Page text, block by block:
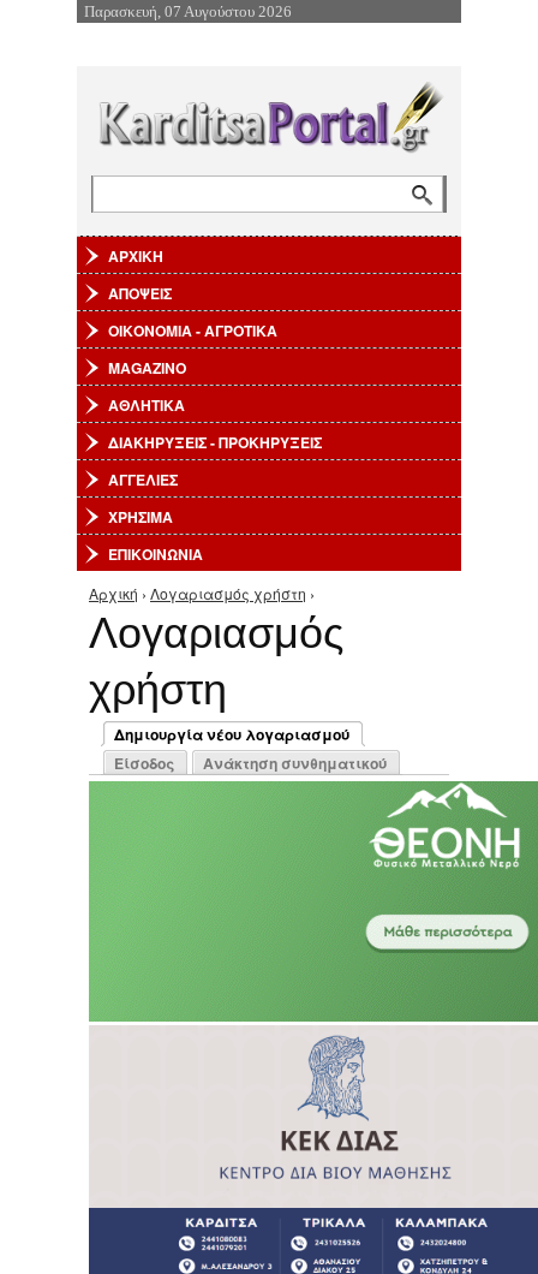
Επιστροφή στην Πλοήγηση
Παρασκευή, 07 Αυγούστου 2026
ΑΡΧΙΚΗ
ΑΠΟΨΕΙΣ
ΟΙΚΟΝΟΜΙΑ - ΑΓΡΟΤΙΚΑ
MAGAZINO
ΑΘΛΗΤΙΚΑ
ΔΙΑΚΗΡΥΞΕΙΣ - ΠΡΟΚΗΡΥΞΕΙΣ
ΑΓΓΕΛΙΕΣ
ΧΡΗΣΙΜΑ
ΕΠΙΚΟΙΝΩΝΙΑ
Είστε εδώ
Αρχική › Λογαριασμός χρήστη ›
Λογαριασμός
χρήστη
Πρωτεύουσες καρτέλες
Δημιουργία νέου λογαριασμού
(ενεργή καρτέλα)
Είσοδος Ανάκτηση συνθηματικού